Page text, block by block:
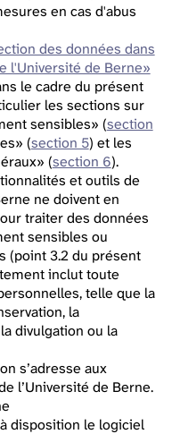
en cas d'abus
des données dans
l'Université de Berne»
le cadre du présent
les sections sur
sensibles» (section
(section 5) et les
(section 6).
et outils de
ne doivent en
traiter des données
sensibles ou
(point 3.2 du présent
inclut toute
telle que la
la
divulgation ou la
s’adresse aux
l’Université de Berne.
disposition le logiciel